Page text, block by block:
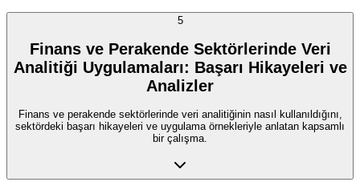
5
Finans ve Perakende Sektörlerinde Veri
Analitiği Uygulamaları: Başarı Hikayeleri ve
Analizler
Finans ve perakende sektörlerinde veri analitiğinin nasıl kullanıldığını,
sektördeki başarı hikayeleri ve uygulama örnekleriyle anlatan kapsamlı
bir çalışma.